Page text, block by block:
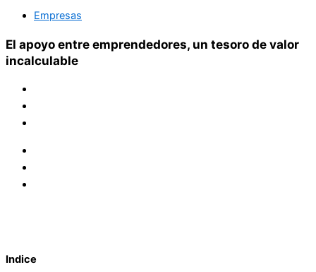
Empresas
El apoyo entre emprendedores, un tesoro de valor
incalculable
Indice